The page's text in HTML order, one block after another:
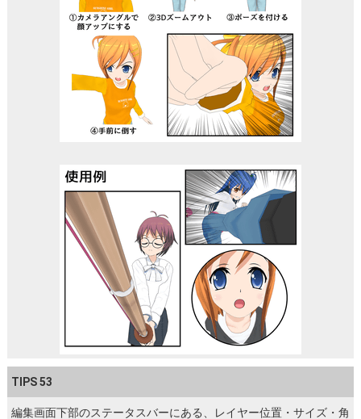
TIPS 53
編集画面下部のステータスバーにある、レイヤー位置・サイズ・角